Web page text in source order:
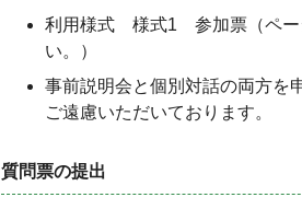
利用様式 様式1 参加票（ペー
い。）
事前説明会と個別対話の両方を
ご遠慮いただいております。
質問票の提出